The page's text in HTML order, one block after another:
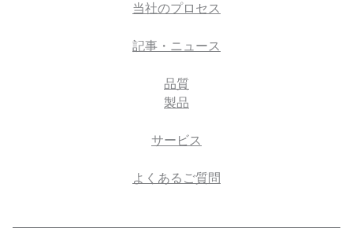
当社のプロセス
記事・ニュース
品質
製品
サービス
よくあるご質問